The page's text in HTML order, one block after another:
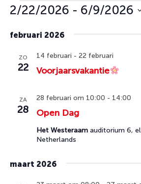
Evenementen
2/22/2026 - 6/9/2026
een
februari 2026
ZO
22 Voorjaarsvakantie
14 februari - 22 februari
ZA
28 Open Dag
28 februari om 10:00 - 14:00
Het Westeraam auditorium 6,
Netherlands
maart 2026